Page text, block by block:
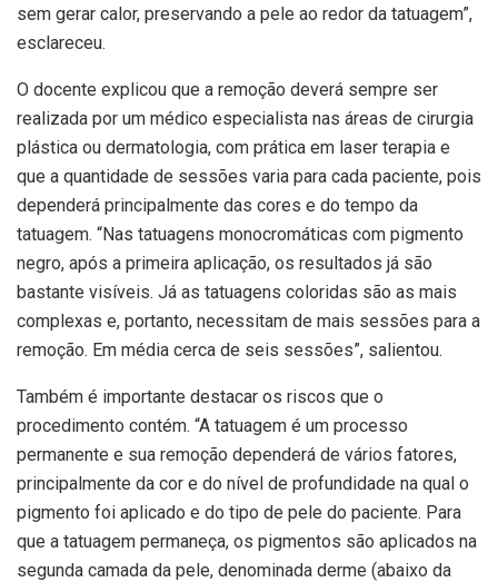
sem gerar calor, preservando a pele ao redor da tatuagem”,
esclareceu.
O docente explicou que a remoção deverá sempre ser
realizada por um médico especialista nas áreas de cirurgia
plástica ou dermatologia, com prática em laser terapia e
que a quantidade de sessões varia para cada paciente, pois
dependerá principalmente das cores e do tempo da
tatuagem. “Nas tatuagens monocromáticas com pigmento
negro, após a primeira aplicação, os resultados já são
bastante visíveis. Já as tatuagens coloridas são as mais
complexas e, portanto, necessitam de mais sessões para a
remoção. Em média cerca de seis sessões”, salientou.
Também é importante destacar os riscos que o
procedimento contém. “A tatuagem é um processo
permanente e sua remoção dependerá de vários fatores,
principalmente da cor e do nível de profundidade na qual o
pigmento foi aplicado e do tipo de pele do paciente. Para
que a tatuagem permaneça, os pigmentos são aplicados na
segunda camada da pele, denominada derme (abaixo da